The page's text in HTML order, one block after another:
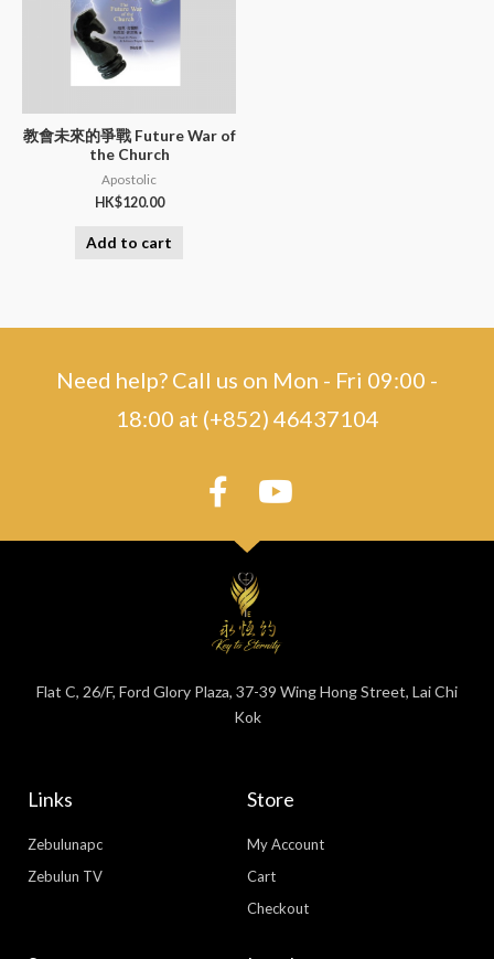
教會未來的爭戰 Future War of
the Church
Apostolic
HK$120.00
Add to cart
Need help? Call us on Mon - Fri 09:00 -
18:00 at (+852) 46437104
Flat C, 26/F, Ford Glory Plaza, 37-39 Wing Hong Street, Lai Chi
Kok
Links
Zebulunapc
Zebulun TV
Store
My Account
Cart
Checkout